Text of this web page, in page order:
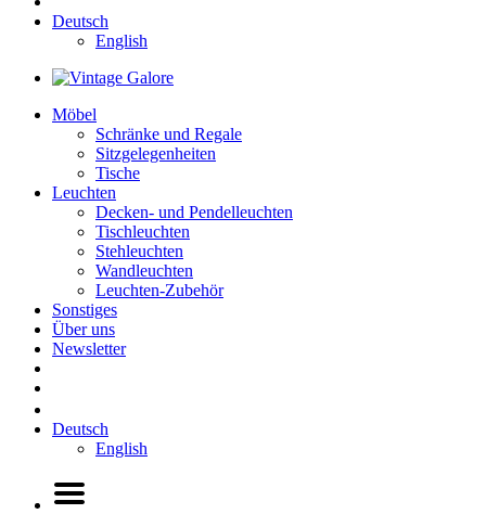
Deutsch
English
Möbel
Schränke und Regale
Sitzgelegenheiten
Tische
Leuchten
Decken- und Pendelleuchten
Tischleuchten
Stehleuchten
Wandleuchten
Leuchten-Zubehör
Sonstiges
Über uns
Newsletter
Deutsch
English